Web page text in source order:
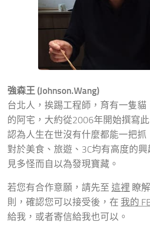
強森王 (Johnson.Wang)
台北人，挨踢工程師，育有一隻貓
的阿宅，大約從2006年開始撰寫
認為人生在世沒有什麼都能一把抓
對於美食、旅遊、3C均有高度的
見多怪而自以為發現寶藏。
若您有合作意願，請先至 這裡 瞭
則，確認您可以接受後，在 我的
給我，或者寄信給我也可以。